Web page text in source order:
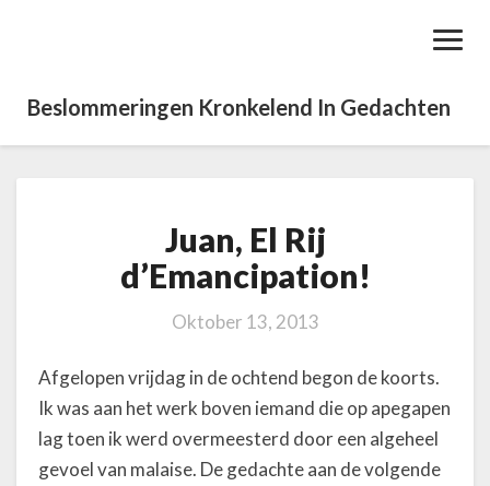
Beslommeringen Kronkelend In Gedachten
J
u
a
l
R
j
d
Juan, El Rij
d’Emancipation!
Oktober 13, 2013
Afgelopen vrijdag in de ochtend begon de koorts.
Ik was aan het werk boven iemand die op apegapen
lag toen ik werd overmeesterd door een algeheel
gevoel van malaise. De gedachte aan de volgende